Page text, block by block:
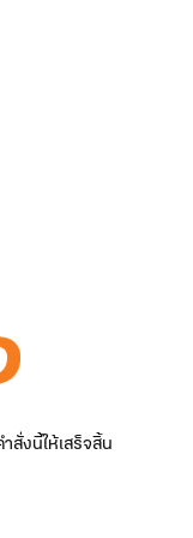
สั่งนี้ให้เสร็จสิ้น